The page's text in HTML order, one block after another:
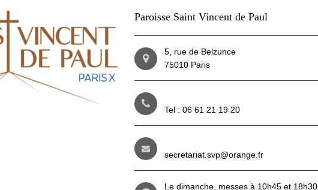
Paroisse Saint Vincent de Paul
5, rue de Belzunce
75010 Paris
Tel : 06 61 21 19 20
secretariat.svp@orange.fr
Le dimanche, messes à 10h45 et 18h30.